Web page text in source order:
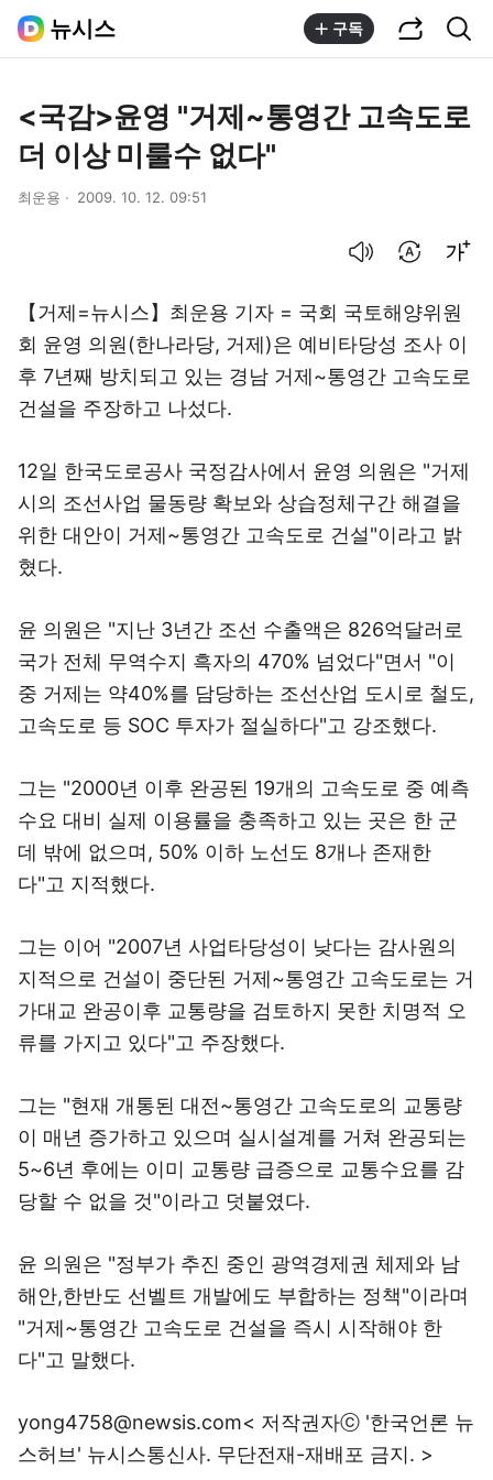
뉴시스 구독
<국감>윤영 "거제~통영간 고속도로
더 이상 미룰수 없다"
최운용 2009. 10. 12. 09:51
【거제=뉴시스】최운용 기자 = 국회 국토해양위원
회 윤영 의원(한나라당, 거제)은 예비타당성 조사 이
후 7년째 방치되고 있는 경남 거제~통영간 고속도로
건설을 주장하고 나섰다.
12일 한국도로공사 국정감사에서 윤영 의원은 "거제
시의 조선사업 물동량 확보와 상습정체구간 해결을
위한 대안이 거제~통영간 고속도로 건설"이라고 밝
혔다.
윤 의원은 "지난 3년간 조선 수출액은 826억달러로
국가 전체 무역수지 흑자의 470% 넘었다"면서 "이
중 거제는 약40%를 담당하는 조선산업 도시로 철도,
고속도로 등 SOC 투자가 절실하다"고 강조했다.
그는 "2000년 이후 완공된 19개의 고속도로 중 예측
수요 대비 실제 이용률을 충족하고 있는 곳은 한 군
데 밖에 없으며, 50% 이하 노선도 8개나 존재한
다"고 지적했다.
그는 이어 "2007년 사업타당성이 낮다는 감사원의
지적으로 건설이 중단된 거제~통영간 고속도로는 거
가대교 완공이후 교통량을 검토하지 못한 치명적 오
류를 가지고 있다"고 주장했다.
그는 "현재 개통된 대전~통영간 고속도로의 교통량
이 매년 증가하고 있으며 실시설계를 거쳐 완공되는
5~6년 후에는 이미 교통량 급증으로 교통수요를 감
당할 수 없을 것"이라고 덧붙였다.
윤 의원은 "정부가 추진 중인 광역경제권 체제와 남
해안,한반도 선벨트 개발에도 부합하는 정책"이라며
"거제~통영간 고속도로 건설을 즉시 시작해야 한
다"고 말했다.
yong4758@newsis.com< 저작권자ⓒ '한국언론 뉴
스허브' 뉴시스통신사. 무단전재-재배포 금지. >